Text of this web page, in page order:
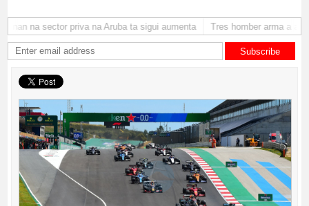
na sector priva na Aruba ta sigui aumenta Tres homber arma a
Subscribe